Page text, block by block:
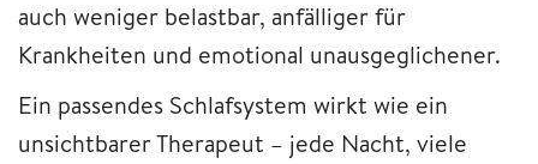
auch weniger belastbar, anfälliger für
Krankheiten und emotional unausgeglichener.
Ein passendes Schlafsystem wirkt wie ein
unsichtbarer Therapeut – jede Nacht, viele